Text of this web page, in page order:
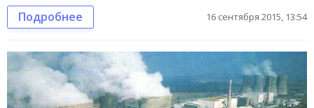
Подробнее 16 сентября 2015, 13:54